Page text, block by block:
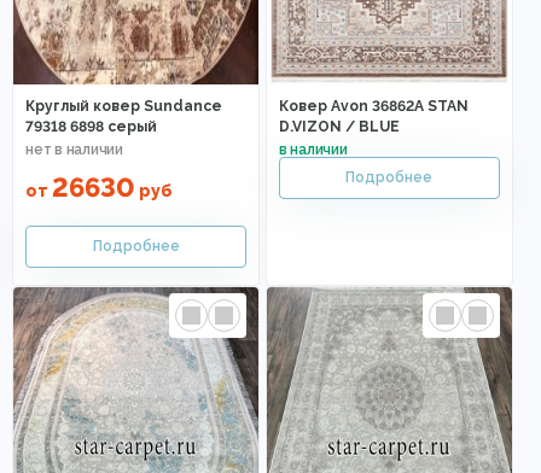
Круглый ковер Sundance
79318 6898 серый
от 26630 руб
Ковер Avon 36862A STAN
D.VIZON / BLUE